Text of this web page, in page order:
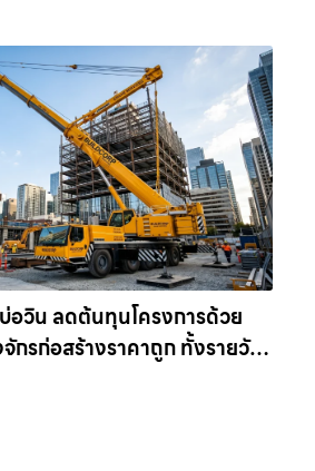
บ่อวิน ลดต้นทุนโครงการด้วย
จักรก่อสร้างราคาถูก ทั้งรายวัน